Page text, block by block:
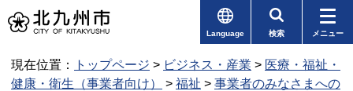
Language 検索 メニュー
現在位置： トップページ > ビジネス・産業 > 医療・福祉・
健康・衛生（事業者向け）
> 福祉 > 事業者のみなさまへの